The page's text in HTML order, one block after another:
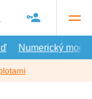
Numerický model